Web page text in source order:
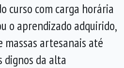
curso com carga horária
o aprendizado adquirido,
massas artesanais até
dignos da alta